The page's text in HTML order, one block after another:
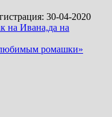
30-04-2020
на Ивана,да на
ромашки»